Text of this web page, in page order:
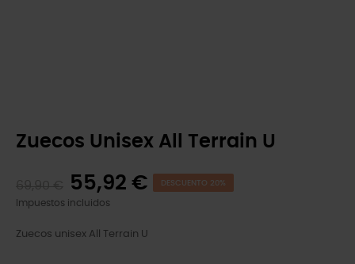
Zuecos Unisex All Terrain U
55,92 € DESCUENTO 20%
Impuestos incluidos
Zuecos unisex All Terrain U